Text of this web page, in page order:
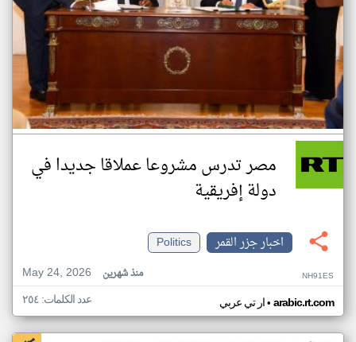
مصر تدرس مشروعا عملاقا جديدا في
دولة إفريقية
اخبار جزر القمر
Politics
May 24, 2026
منذ شهرين NH91ES
ار تي عربي• arabic.rt.com عدد الكلمات: ٢٥٤